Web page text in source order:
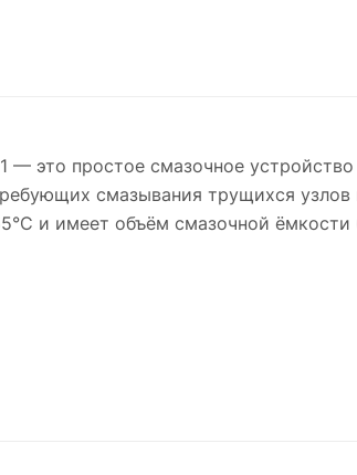
это простое смазочное устройство
смазывания трущихся
и имеет объём смазочной ёмкости